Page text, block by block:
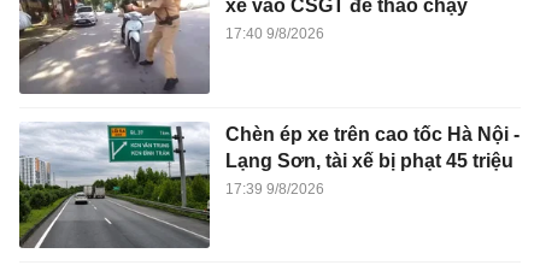
xe vào CSGT để tháo chạy
17:40 9/8/2026
Chèn ép xe trên cao tốc Hà Nội -
Lạng Sơn, tài xế bị phạt 45 triệu
17:39 9/8/2026